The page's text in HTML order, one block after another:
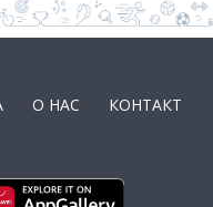
О НАС КОНТАКТ